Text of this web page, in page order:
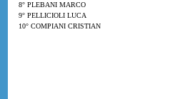
8° PLEBANI MARCO
9° PELLICIOLI LUCA
10° COMPIANI CRISTIAN